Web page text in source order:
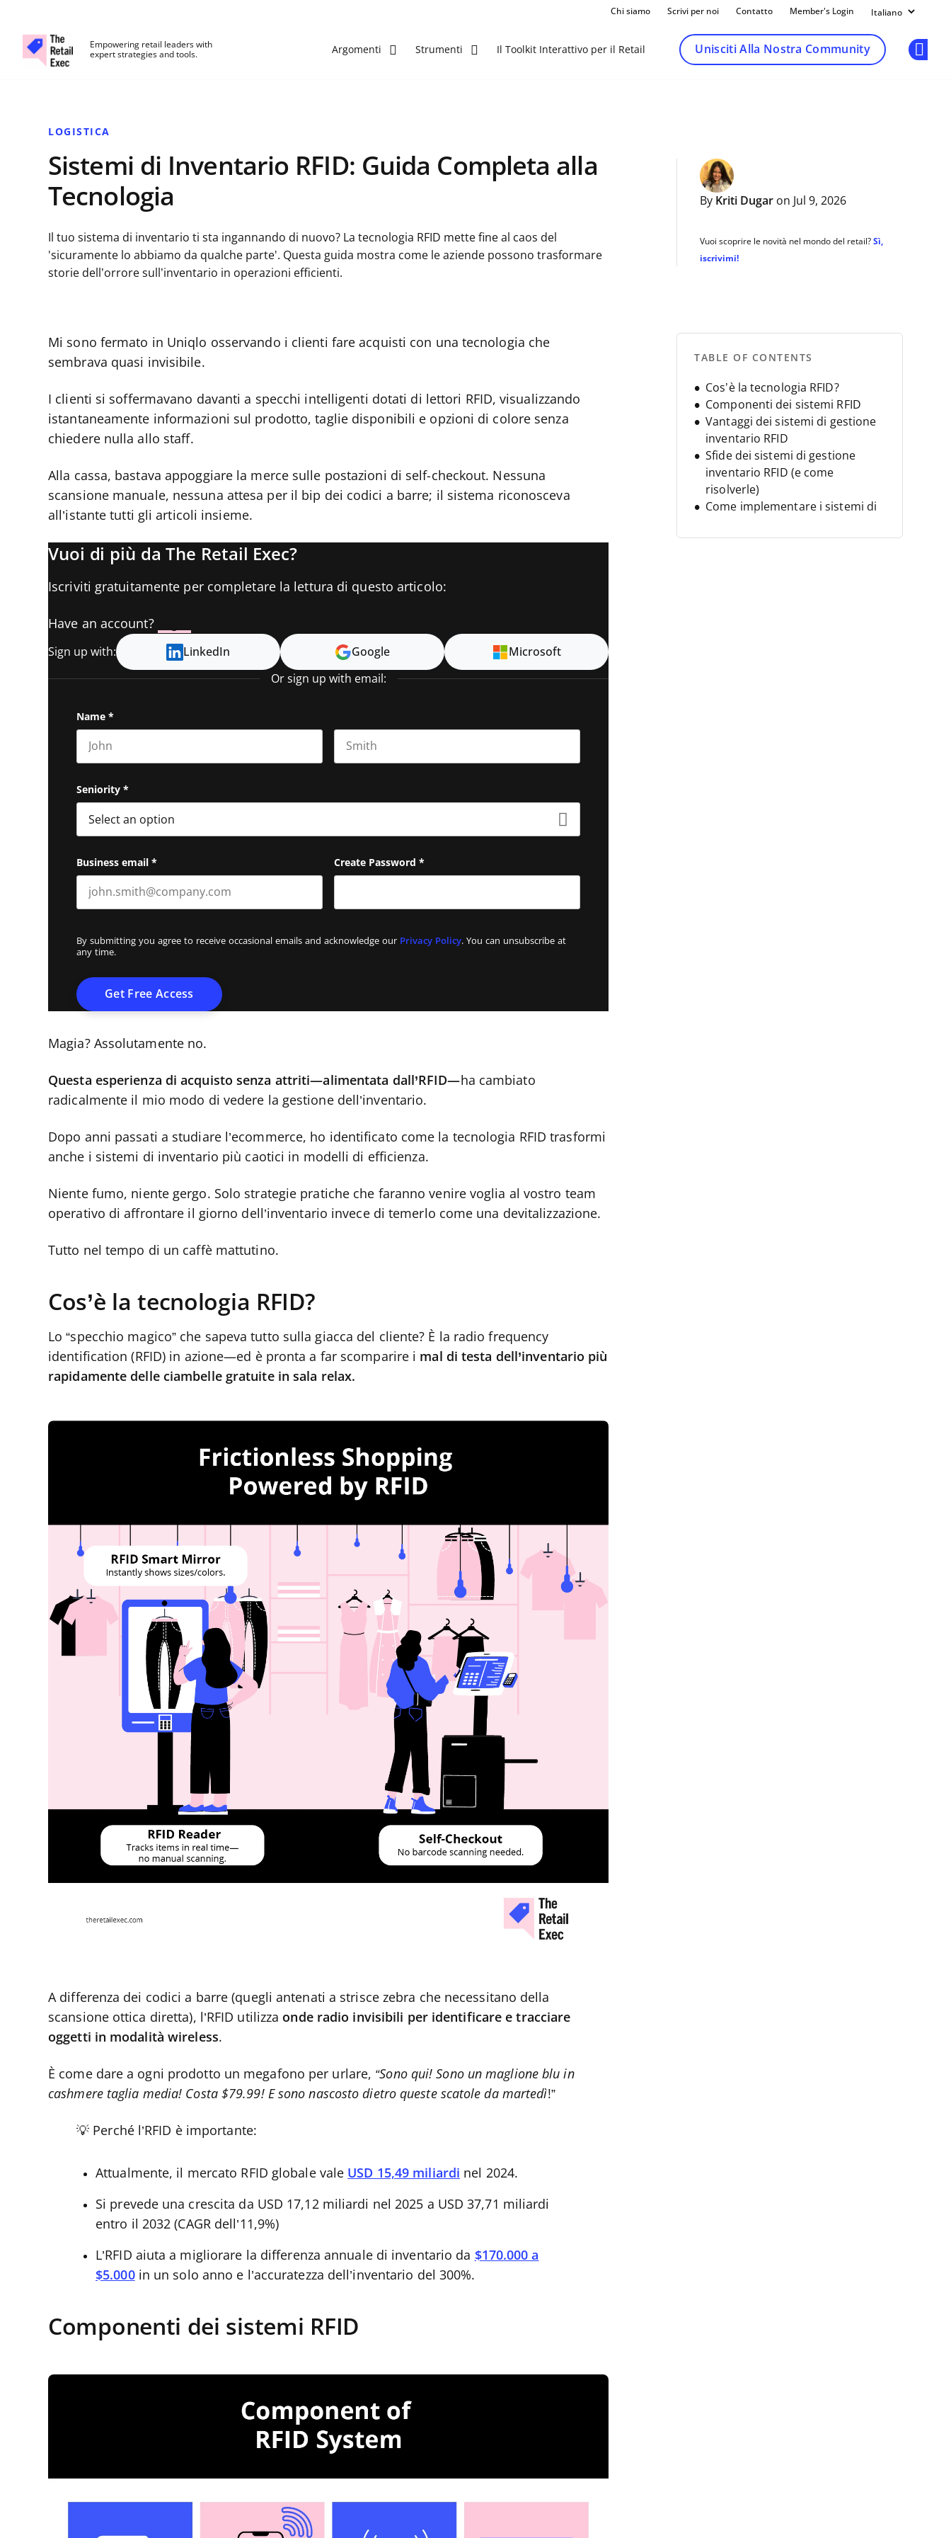
Chi siamo Scrivi per noi Contatto Member's Login
Empowering retail leaders with
expert strategies and tools.
Argomenti Strumenti Il Toolkit Interattivo per il Retail Unisciti Alla Nostra Community
LOGISTICA
Sistemi di Inventario RFID: Guida Completa alla
Tecnologia
By Kriti Dugar on Jul 9, 2026
Vuoi scoprire le novità nel mondo del retail? Sì,
iscrivimi!
Il tuo sistema di inventario ti sta ingannando di nuovo? La tecnologia RFID mette fine al caos del
'sicuramente lo abbiamo da qualche parte'. Questa guida mostra come le aziende possono trasformare
storie dell’orrore sull’inventario in operazioni efficienti.
Mi sono fermato in Uniqlo osservando i clienti fare acquisti con una tecnologia che
sembrava quasi invisibile.
I clienti si soffermavano davanti a specchi intelligenti dotati di lettori RFID, visualizzando
istantaneamente informazioni sul prodotto, taglie disponibili e opzioni di colore senza
chiedere nulla allo staff.
Alla cassa, bastava appoggiare la merce sulle postazioni di self-checkout. Nessuna
scansione manuale, nessuna attesa per il bip dei codici a barre; il sistema riconosceva
all’istante tutti gli articoli insieme.
Vuoi di più da The Retail Exec?
Iscriviti gratuitamente per completare la lettura di questo articolo:
Have an account?
Sign up with: LinkedIn Google Microsoft
Or sign up with email:
Name *
Seniority *
Business email * Create Password *
By submitting you agree to receive occasional emails and acknowledge our Privacy Policy. You can unsubscribe at
any time.
Magia? Assolutamente no.
Questa esperienza di acquisto senza attriti—alimentata dall’RFID— ha cambiato
radicalmente il mio modo di vedere la gestione dell’inventario.
Dopo anni passati a studiare l’ecommerce, ho identificato come la tecnologia RFID trasformi
anche i sistemi di inventario più caotici in modelli di efficienza.
Niente fumo, niente gergo. Solo strategie pratiche che faranno venire voglia al vostro team
operativo di affrontare il giorno dell’inventario invece di temerlo come una devitalizzazione.
Tutto nel tempo di un caffè mattutino.
Cos’è la tecnologia RFID?
Lo “specchio magico” che sapeva tutto sulla giacca del cliente? È la radio frequency
identification (RFID) in azione—ed è pronta a far scomparire i mal di testa dell’inventario più
rapidamente delle ciambelle gratuite in sala relax.
A differenza dei codici a barre (quegli antenati a strisce zebra che necessitano della
scansione ottica diretta), l’RFID utilizza onde radio invisibili per identificare e tracciare
oggetti in modalità wireless.
È come dare a ogni prodotto un megafono per urlare, “Sono qui! Sono un maglione blu in
cashmere taglia media! Costa $79.99! E sono nascosto dietro queste scatole da martedì!”
💡 Perché l’RFID è importante:
Attualmente, il mercato RFID globale vale USD 15,49 miliardi nel 2024.
Si prevede una crescita da USD 17,12 miliardi nel 2025 a USD 37,71 miliardi
entro il 2032 (CAGR dell’11,9%)
L’RFID aiuta a migliorare la differenza annuale di inventario da $170.000 a
$5.000in un solo anno e l’accuratezza dell’inventario del 300%.
Componenti dei sistemi RFID
TABLE OF CONTENTS
Cos’è la tecnologia RFID?
Componenti dei sistemi RFID
Vantaggi dei sistemi di gestione
inventario RFID
Sfide dei sistemi di gestione
inventario RFID (e come
risolverle)
Come implementare i sistemi di
Tendenze future nella tecnologia